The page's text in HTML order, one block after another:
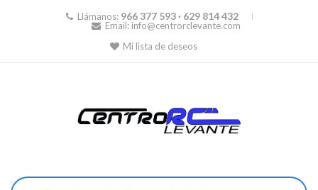
Llámanos: 966 377 593 · 629 814 432
Email: info@centrorclevante.com
Mi lista de deseos